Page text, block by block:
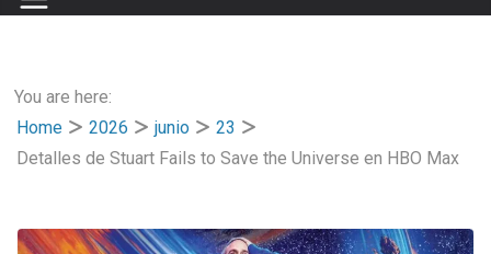
You are here:
Home
2026 junio
23
Detalles de Stuart Fails to Save the Universe en HBO Max